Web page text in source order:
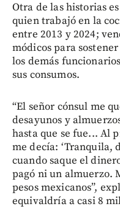
Otra de las historias
quien trabajó en la
entre 2013 y 2024;
módicos para
los demás
sus consumos.
“El señor cónsul me
desayunos y
hasta que se fue... Al
me decía: ‘Tranquila,
cuando saque el
pagó ni un almuerzo.
pesos mexicanos”,
equivaldría a casi 8